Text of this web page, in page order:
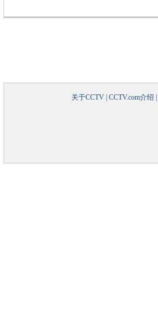
关于CCTV CCTV.com介绍